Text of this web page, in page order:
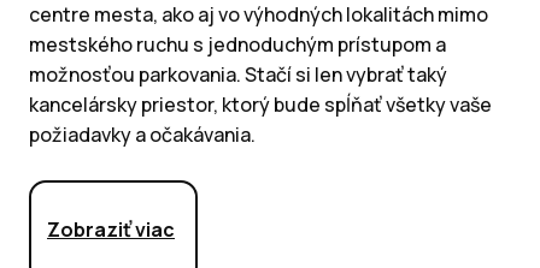
centre mesta, ako aj vo výhodných lokalitách mimo
mestského ruchu s jednoduchým prístupom a
možnosťou parkovania. Stačí si len vybrať taký
kancelársky priestor, ktorý bude spĺňať všetky vaše
požiadavky a očakávania.
Zobraziť viac